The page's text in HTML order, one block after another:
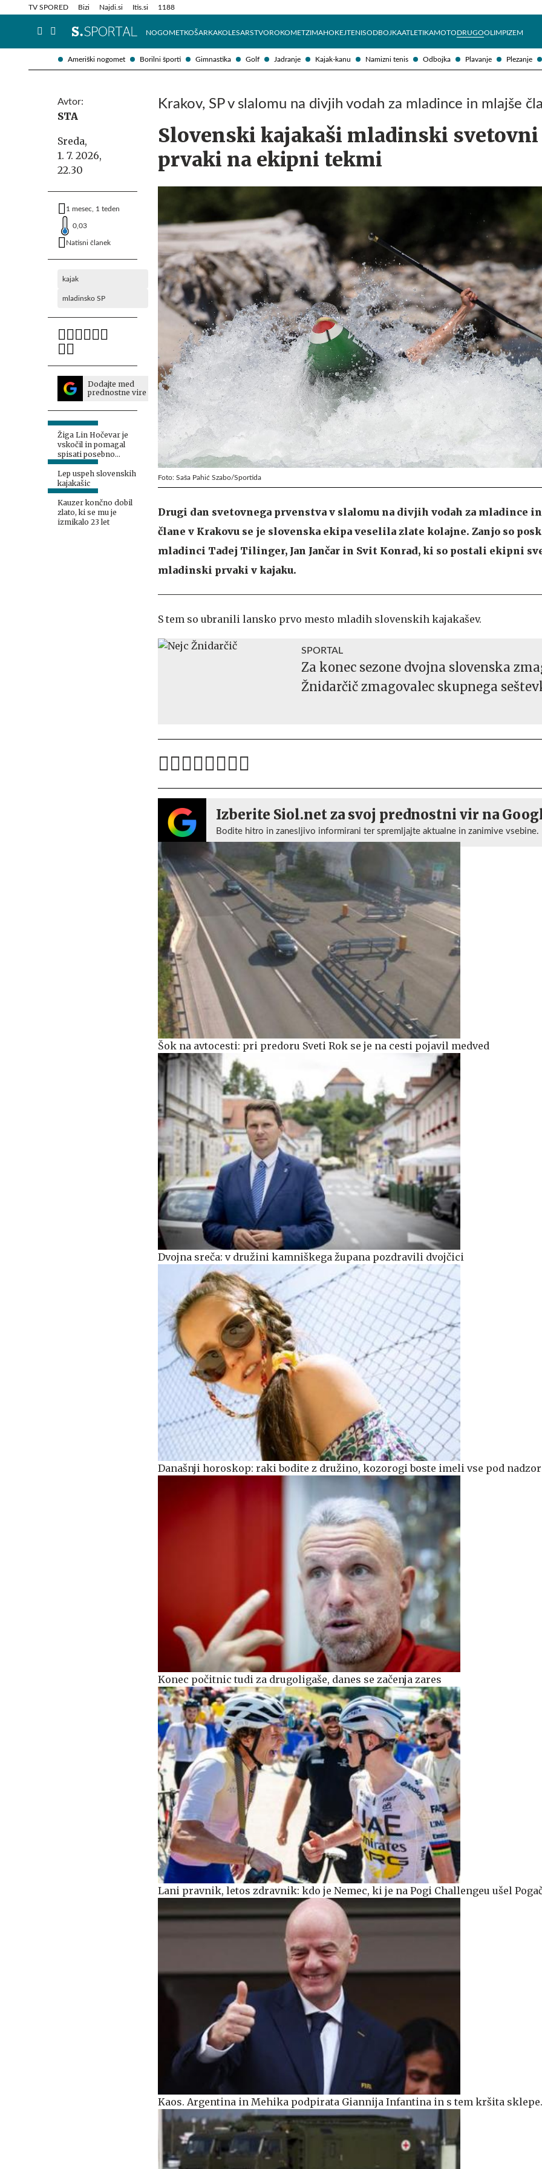
Ameriški nogomet Borilni športi Gimnastika Golf Jadranje Kajak-kanu Namizni tenis Odbojka Plavanje Plezanje
TV SPORED Bizi Najdi.si Itis.si 1188
NOGOMETKOŠARKAKOLESARSTVOROKOMETZIMAHOKEJTENISODBOJKAATLETIKAMOTODRUGOOLIMPIZEM
Info in obvestila Tehnik
Avtor:
STA
Sreda,
1. 7. 2026,
22.30
1 mesec, 1 teden
0,03
Natisni članek
kajak
mladinsko SP
Dodajte med
prednostne vire
Žiga Lin Hočevar je
vskočil in pomagal
spisati posebno
zgodbo
Lep uspeh slovenskih
kajakašic
Kauzer končno dobil
zlato, ki se mu je
izmikalo 23 let
Krakov, SP v slalomu na divjih vodah za mladince in mlajše
Slovenski kajakaši mladinski svetovni
prvaki na ekipni tekmi
Foto: Saša Pahić Szabo/Sportida
Drugi dan svetovnega prvenstva v slalomu na divjih vodah za mladince
člane v Krakovu se je slovenska ekipa veselila zlate kolajne. Zanjo so
mladinci Tadej Tilinger, Jan Jančar in Svit Konrad, ki so postali ekipni
mladinski prvaki v kajaku.
S tem so ubranili lansko prvo mesto mladih slovenskih kajakašev.
SPORTAL
Za konec sezone dvojna slovenska
Žnidarčič zmagovalec skupnega
Izberite Siol.net za svoj prednostni vir na
Bodite hitro in zanesljivo informirani ter spremljajte aktualne in zanimive vsebine.
Šok na avtocesti: pri predoru Sveti Rok se je na cesti pojavil medved
Dvojna sreča: v družini kamniškega župana pozdravili dvojčici
Današnji horoskop: raki bodite z družino, kozorogi boste imeli vse pod
Konec počitnic tudi za drugoligaše, danes se začenja zares
Lani pravnik, letos zdravnik: kdo je Nemec, ki je na Pogi Challengeu ušel
Kaos. Argentina in Mehika podpirata Giannija Infantina in s tem kršita sklepe.